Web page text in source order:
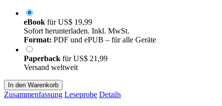
eBook fürUS$ 19,99
Sofort herunterladen. Inkl. MwSt.
Format: PDF und ePUB – für alle Geräte
Paperback fürUS$ 21,99
Versand weltweit
In den Warenkorb
Zusammenfassung Leseprobe Details